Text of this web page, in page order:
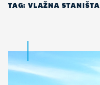
TAG: VLAŽNA STANIŠTA